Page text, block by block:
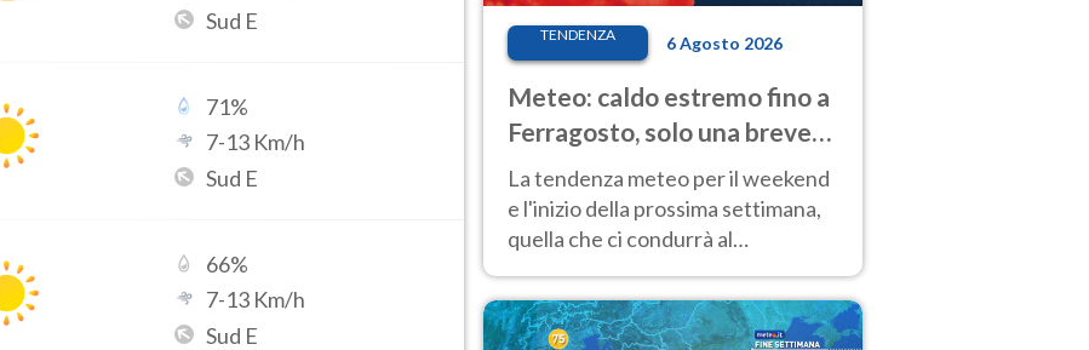
Sud E
71%
7-13 Km/h
Sud E
66%
7-13 Km/h
Sud E
TENDENZA 6 Agosto 2026
Meteo: caldo estremo fino a
Ferragosto, solo una breve
pausa. Ecco dove
La tendenza meteo per il weekend
e l'inizio della prossima settimana,
quella che ci condurrà al
temperature molto elevate